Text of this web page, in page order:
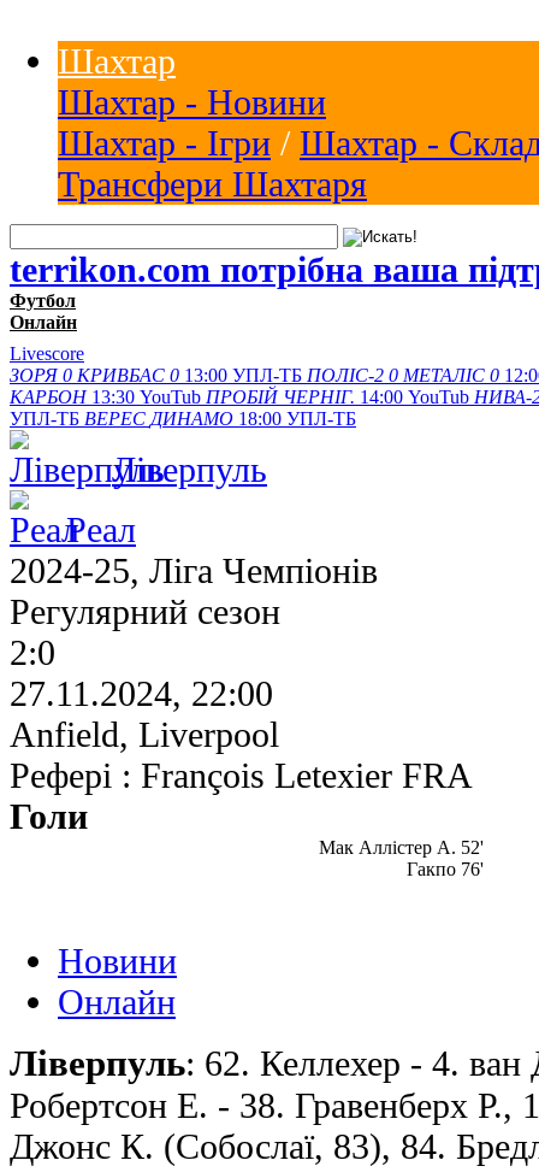
Шахтар
Шахтар - Новини
Шахтар - Ігри / Шахтар -
Трансфери Шахтаря
terrikon.com потрібна ваша
Футбол
Онлайн
Livescore
ЗОРЯ 0 КРИВБАС 0 13:00 УПЛ-ТБ ПОЛІС-2 0 МЕТАЛІС 0
КАРБОН 13:30 YouTub ПРОБІЙ ЧЕРНІГ. 14:00 YouTub НИВА-
УПЛ-ТБ ВЕРЕС ДИНАМО 18:00 УПЛ-ТБ
Ліверпуль
Реал
2024-25, Ліга Чемпіонів
Регулярний сезон
2:0
27.11.2024, 22:00
Anfield, Liverpool
Рефері : François Letexier FRA
Голи
Мак Аллістер А. 52'
Гакпо 76'
Новини
Онлайн
Ліверпуль: 62. Келлехер - 4. ван
Робертсон Е. - 38. Гравенберх
Джонс К. (Собослаї, 83), 84.